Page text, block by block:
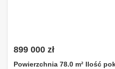
899 000 zł
Powierzchnia 78.0 m² Ilość